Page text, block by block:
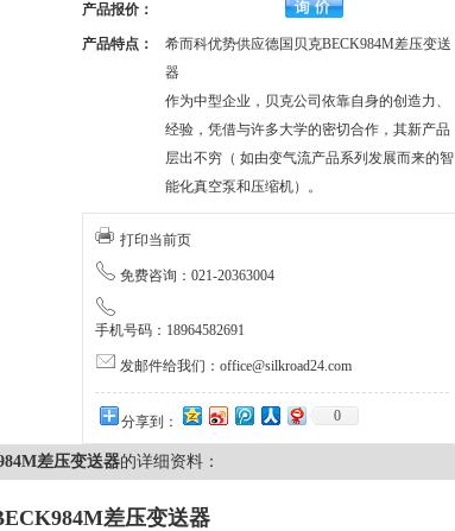
产品报价：
产品特点：
希而科优势供应德国贝克BECK984M差压变送
器
作为中型企业，贝克公司依靠自身的创造力、
经验，凭借与许多大学的密切合作，其新产品
层出不穷（ 如由变气流产品系列发展而来的智
能化真空泵和压缩机）。
打印当前页
免费咨询：021-20363004
手机号码：18964582691
发邮件给我们：office@silkroad24.com
分享到： 0
差压变送器的详细资料：
差压变送器